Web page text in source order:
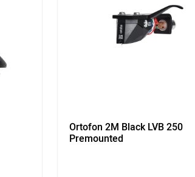
Ortofon 2M Black LVB 250
Premounted